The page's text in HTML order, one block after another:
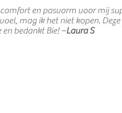
en pasvorm voor mij
mag ik het niet kopen.
bedankt Bie! –Laura S